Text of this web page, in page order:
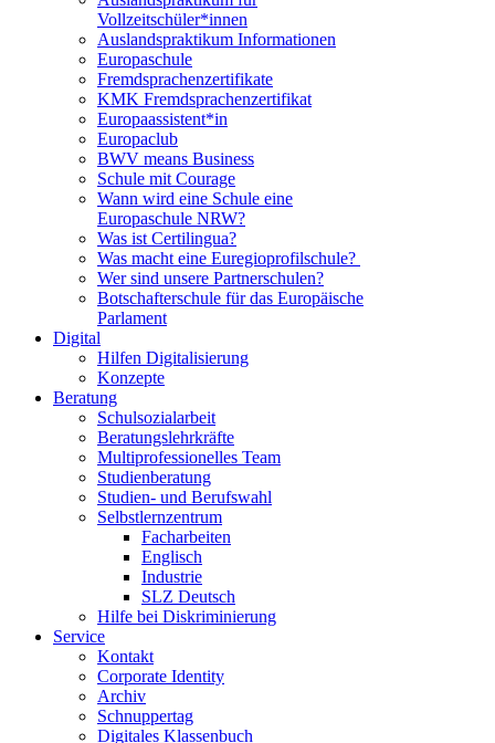
Vollzeitschüler*innen
Auslandspraktikum Informationen
Europaschule
Fremdsprachenzertifikate
KMK Fremdsprachenzertifikat
Europaassistent*in
Europaclub
BWV means Business
Schule mit Courage
Wann wird eine Schule eine
Europaschule NRW?
Was ist Certilingua?
Was macht eine Euregioprofilschule?
Wer sind unsere Partnerschulen?
Botschafterschule für das Europäische
Parlament
Digital
Hilfen Digitalisierung
Konzepte
Beratung
Schulsozialarbeit
Beratungslehrkräfte
Multiprofessionelles Team
Studienberatung
Studien- und Berufswahl
Selbstlernzentrum
Facharbeiten
Englisch
Industrie
SLZ Deutsch
Hilfe bei Diskriminierung
Service
Kontakt
Corporate Identity
Archiv
Schnuppertag
Digitales Klassenbuch